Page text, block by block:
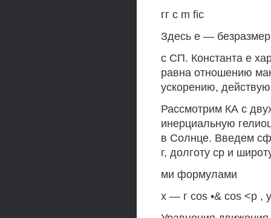
гг с m fic
Здесь е —
с СП. Константа е
равна отношению
ускорению,
Рассмотрим КА с
инерциальную
в Солнце. Введем
г, долготу ср и
ми формулами
х — г cos •& cos <р ,